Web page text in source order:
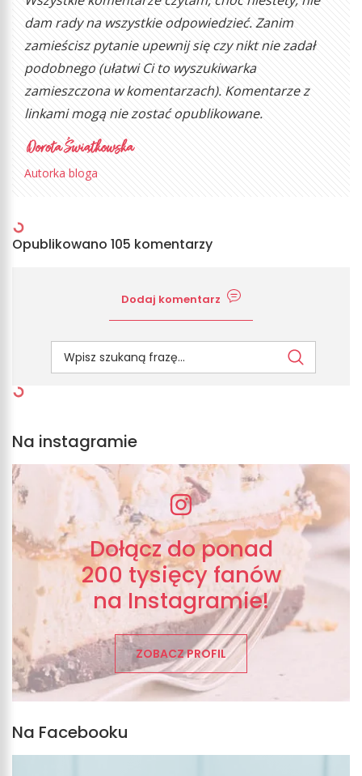
dam rady na wszystkie odpowiedzieć. Zanim
zamieścisz pytanie upewnij się czy nikt nie zadał
podobnego (ułatwi Ci to wyszukiwarka
zamieszczona w komentarzach). Komentarze z
linkami mogą nie zostać opublikowane.
Autorka bloga
Opublikowano 105 komentarzy
Dodaj komentarz
Na instagramie
Dołącz do ponad
200 tysięcy fanów
na Instagramie!
ZOBACZ PROFIL
Na Facebooku